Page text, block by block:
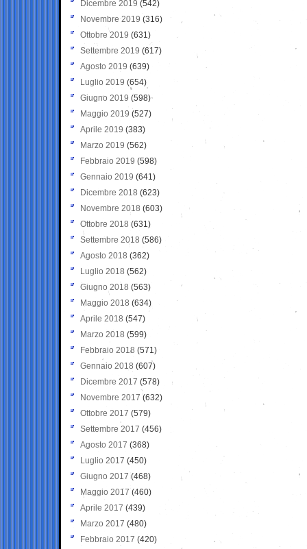
Dicembre 2019 (542)
Novembre 2019 (316)
Ottobre 2019 (631)
Settembre 2019 (617)
Agosto 2019 (639)
Luglio 2019 (654)
Giugno 2019 (598)
Maggio 2019 (527)
Aprile 2019 (383)
Marzo 2019 (562)
Febbraio 2019 (598)
Gennaio 2019 (641)
Dicembre 2018 (623)
Novembre 2018 (603)
Ottobre 2018 (631)
Settembre 2018 (586)
Agosto 2018 (362)
Luglio 2018 (562)
Giugno 2018 (563)
Maggio 2018 (634)
Aprile 2018 (547)
Marzo 2018 (599)
Febbraio 2018 (571)
Gennaio 2018 (607)
Dicembre 2017 (578)
Novembre 2017 (632)
Ottobre 2017 (579)
Settembre 2017 (456)
Agosto 2017 (368)
Luglio 2017 (450)
Giugno 2017 (468)
Maggio 2017 (460)
Aprile 2017 (439)
Marzo 2017 (480)
Febbraio 2017 (420)